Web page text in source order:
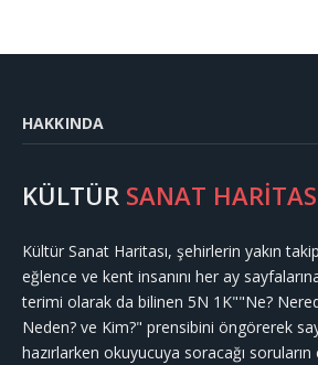
HAKKINDA
KÜLTÜR SANAT
Kültür Sanat Haritası, şehirlerin yakın
eğlence ve kent insanını her ay
terimi olarak da bilinen 5N 1K""Ne?
Neden? ve Kim?" prensibini öngörerek
hazırlarken okuyucuya soracağı soruların